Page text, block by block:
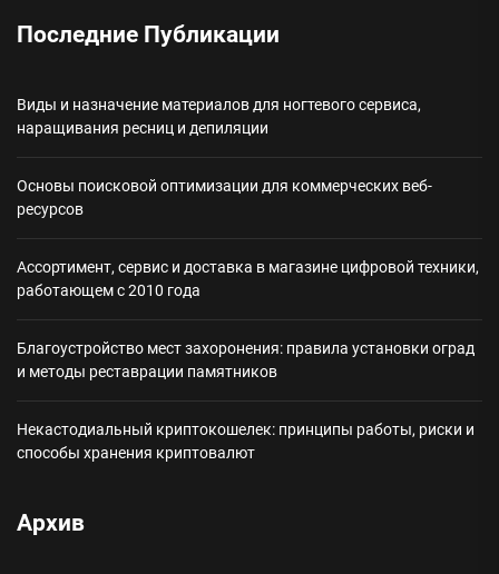
Последние Публикации
Виды и назначение материалов для ногтевого сервиса,
наращивания ресниц и депиляции
Основы поисковой оптимизации для коммерческих веб-
ресурсов
Ассортимент, сервис и доставка в магазине цифровой техники,
работающем с 2010 года
Благоустройство мест захоронения: правила установки оград
и методы реставрации памятников
Некастодиальный криптокошелек: принципы работы, риски и
способы хранения криптовалют
Архив